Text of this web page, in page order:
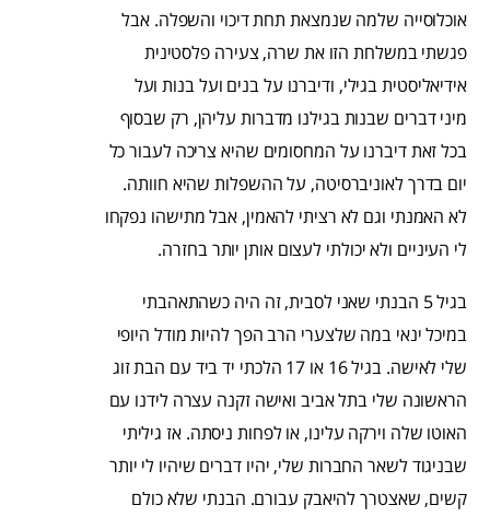
אוכלוסייה שלמה שנמצאת תחת דיכוי והשפלה. אבל
פגשתי במשלחת הזו את שרה, צעירה פלסטינית
אידיאליסטית בגילי, ודיברנו על בנים ועל בנות ועל
מיני דברים שבנות בגילנו מדברות עליהן, רק שבסוף
בכל זאת דיברנו על המחסומים שהיא צריכה לעבור כל
יום בדרך לאוניברסיטה, על ההשפלות שהיא חוותה.
לא האמנתי וגם לא רציתי להאמין, אבל מתישהו נפקחו
לי העיניים ולא יכולתי לעצום אותן יותר בחזרה.
בגיל 5 הבנתי שאני לסבית, זה היה כשהתאהבתי
במיכל ינאי במה שלצערי הרב הפך להיות מודל היופי
שלי לאישה. בגיל 16 או 17 הלכתי יד ביד עם הבת זוג
הראשונה שלי בתל אביב ואישה זקנה עצרה לידנו עם
האוטו שלה וירקה עלינו, או לפחות ניסתה. אז גיליתי
שבניגוד לשאר החברות שלי, יהיו דברים שיהיו לי יותר
קשים, שאצטרך להיאבק עבורם. הבנתי שלא כולם